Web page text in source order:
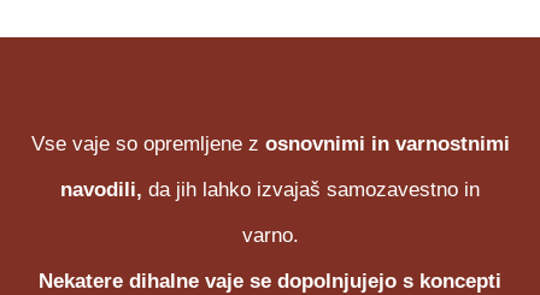
Vse vaje so opremljene z osnovnimi in varnostnimi
navodili, da jih lahko izvajaš samozavestno in
varno.
Nekatere dihalne vaje se dopolnjujejo s koncepti